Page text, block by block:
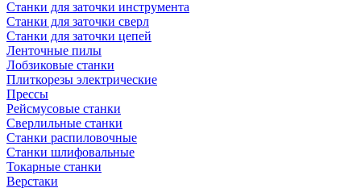
Станки для заточки инструмента
Станки для заточки сверл
Станки для заточки цепей
Ленточные пилы
Лобзиковые станки
Плиткорезы электрические
Прессы
Рейсмусовые станки
Сверлильные станки
Станки распиловочные
Станки шлифовальные
Токарные станки
Верстаки